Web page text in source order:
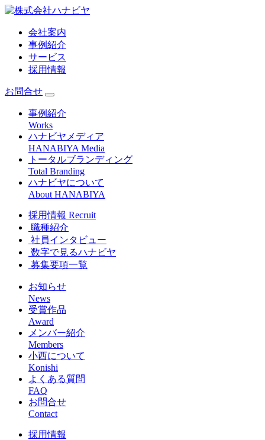
会社案内
事例紹介
サービス
採用情報
お問合せ
事例紹介
Works
ハナビヤメディア
HANABIYA Media
トータルブランディング
Total Branding
ハナビヤについて
About HANABIYA
採用情報 Recruit
職種紹介
社員インタビュー
数字で見るハナビヤ
募集要項一覧
お知らせ
News
受賞作品
Award
メンバー紹介
Members
小西について
Konishi
よくある質問
FAQ
お問合せ
Contact
採用情報